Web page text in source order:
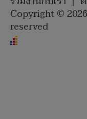
Copyright ©
reserved